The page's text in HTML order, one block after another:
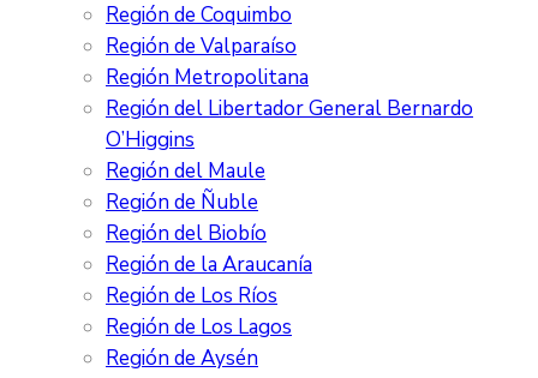
Región de Coquimbo
Región de Valparaíso
Región Metropolitana
Región del Libertador General Bernardo
O’Higgins
Región del Maule
Región de Ñuble
Región del Biobío
Región de la Araucanía
Región de Los Ríos
Región de Los Lagos
Región de Aysén